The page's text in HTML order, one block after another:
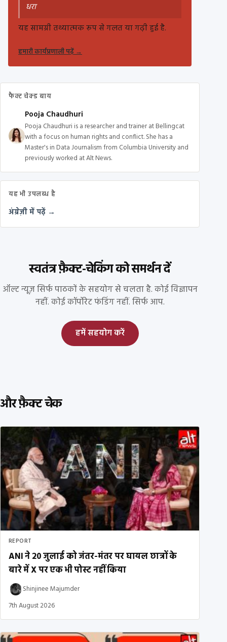
धरा
यह सामग्री तथ्यात्मक रूप से गलत या गढ़ी हुई है.
हमारी कार्यप्रणाली पढ़ें→
फैक्ट चेक्ड बाय
Pooja Chaudhuri
Pooja Chaudhuri is a researcher and trainer at Bellingcat
with a focus on human rights and conflict. She has a
Master's in Data Journalism from Columbia University and
previously worked at Alt News.
यह भी उपलब्ध है
अंग्रेज़ी में पढ़ें →
स्वतंत्र फ़ैक्ट-चेकिंग को समर्थन दें
ऑल्ट न्यूज़ सिर्फ पाठकों के सहयोग से चलता है. कोई विज्ञापन
नहीं. कोई कॉर्पोरेट फंडिंग नहीं. सिर्फ आप.
हमें सहयोग करें
और फ़ैक्ट चेक
REPORT
ANI ने 20 जुलाई को जंतर-मंतर पर घायल छात्रों के
बारे में X पर एक भी पोस्ट नहीं किया
Shinjinee Majumder
7th August 2026